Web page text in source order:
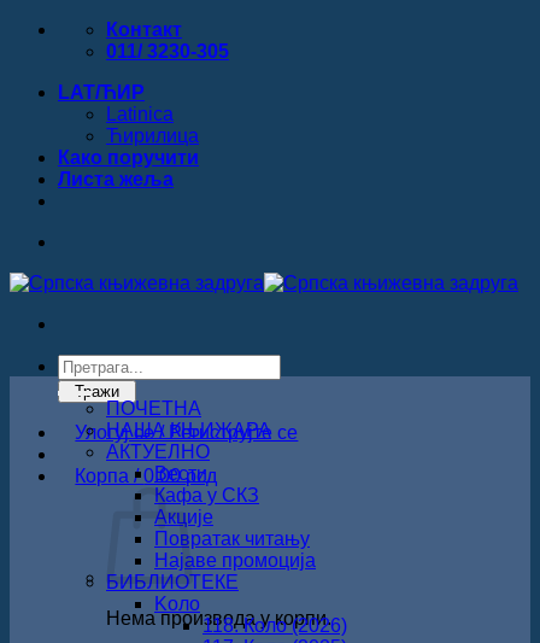
Прескочи
Контакт
011/ 3230-305
LAT/ЋИР
Latinica
Ћирилица
Како поручити
Листa жеља
Products
search
Тражи
Улогуј се / Региструјте се
Корпа /0.00рсд
Нема производа у корпи.
ПОЧЕТНА
НАША КЊИЖАРА
АКТУЕЛНО
Вести
Кафа у СКЗ
Акције
Повратак читању
Најаве промоција
БИБЛИОТЕКЕ
Koло
118. Коло (2026)